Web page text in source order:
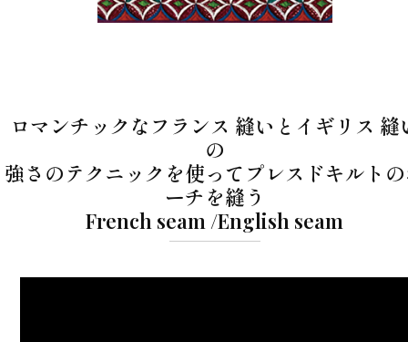
ロマンチックなフランス 縫いとイギリス 縫
の
強さのテクニックを使ってプレスドキルト
ーチを縫う
French seam /English seam